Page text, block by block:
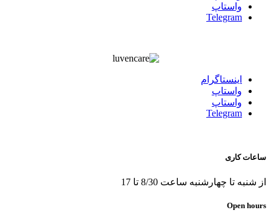
واستاپ
Telegram
اينستاگرام
واستاپ
واستاپ
Telegram
ساعات کاری
از شنبه تا چهارشنبه ساعت 8/30 تا 17
Open hours